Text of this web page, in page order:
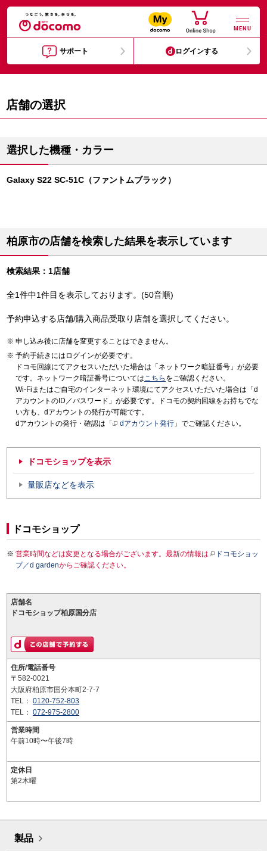
MENU
サポート ログインする
店舗の選択
選択した機種・カラー
Galaxy S22 SC-51C（ファントムブラック）
柏原市の店舗を検索した結果を表示しています
検索結果：1店舗
全1件中1件目を表示しております。(50音順)
予約申込する店舗/購入商品受取り店舗を選択してください。
申し込み後に店舗を変更することはできません。
予約手続きにはログインが必要です。
ドコモ回線にてアクセスいただいた場合は「ネットワーク暗証番号」が必要
です。ネットワーク暗証番号についてはこちら をご確認ください。
Wi-Fiまたはご自宅のインターネット環境にてアクセスいただいた場合は「d
アカウントのID／パスワード」が必要です。ドコモの契約回線をお持ちでな
い方も、dアカウントの発行が可能です。
dアカウントの発行・確認は「
dアカウント発行 」でご確認ください。
ドコモショップを表示
量販店などを表示
ドコモショップ
営業時間などは変更となる場合がございます。最新の情報は
ドコモショッ
プ／d gardenからご確認ください。
店舗名
ドコモショップ柏原国分店
住所/電話番号
〒582-0021
大阪府柏原市国分本町2-7-7
TEL： 0120-752-803
TEL： 072-975-2800
営業時間
午前10時〜午後7時
定休日
第2木曜
製品